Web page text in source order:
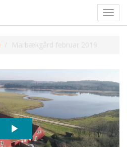
Marbækgård februar 2019